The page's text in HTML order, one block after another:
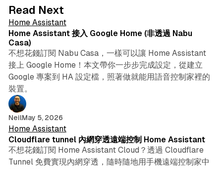
我使用酷家樂製作平面圖，大家可以找個自己用得順手工具製
作平面圖，總之最終取得暗色、亮色兩個版本即可，參考下
圖： 暗色版命名為 ”平面圖.png” 存起來 (一般來說不太建議用
中文命名，但為了教學好理解我這邊先用中文)。 2. 把亮色版
平面圖分區切圖 我使用 Figma 切圖，取得各個區域的開燈狀
態： 以客廳區域為例，將上面亮色版的客廳區塊命名為 ”客廳.
Read Next
Home Assistant
Home Assistant 接入 Google Home (非透過 Nabu
Casa)
不想花錢訂閱 Nabu Casa，一樣可以讓 Home Assistant
接上 Google Home！本文帶你一步步完成設定，從建立
Google 專案到 HA 設定檔，照著做就能用語音控制家裡的
裝置。
NeilMay 5, 2026
Home Assistant
Cloudflare tunnel 內網穿透遠端控制 Home Assistant
不想花錢訂閱 Home Assistant Cloud？透過 Cloudflare
Tunnel 免費實現內網穿透，隨時隨地用手機遠端控制家中